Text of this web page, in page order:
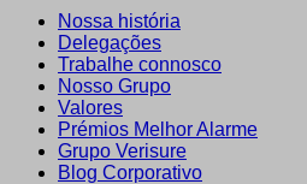
Nossa história
Delegações
Trabalhe connosco
Nosso Grupo
Valores
Prémios Melhor Alarme
Grupo Verisure
Blog Corporativo